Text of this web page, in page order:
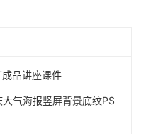
品讲座课件
气海报竖屏背景底纹PS